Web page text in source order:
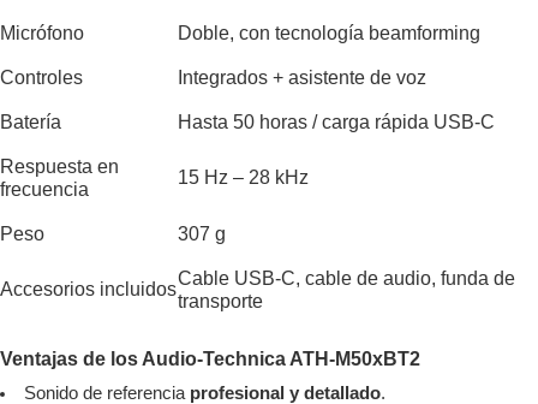
Micrófono Doble, con tecnología beamforming
Controles Integrados + asistente de voz
Batería Hasta 50 horas / carga rápida USB-C
Respuesta en
frecuencia
15 Hz – 28 kHz
Peso 307 g
Accesorios incluidos
Cable USB-C, cable de audio, funda de
transporte
Ventajas de los Audio-Technica ATH-M50xBT2
Sonido de referencia profesional y detallado.